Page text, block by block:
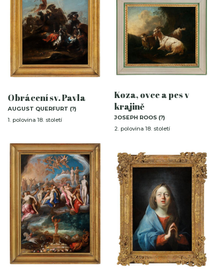
Obrácení sv. Pavla
AUGUST QUERFURT (?)
1. polovina 18. století
Koza, ovce a pes v
krajině
JOSEPH ROOS (?)
2. polovina 18. století